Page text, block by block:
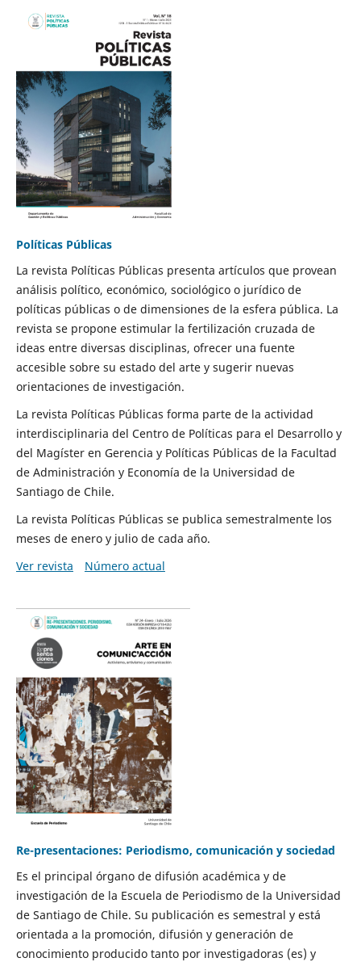
Políticas Públicas
La revista Políticas Públicas presenta artículos que provean
análisis político, económico, sociológico o jurídico de
políticas públicas o de dimensiones de la esfera pública. La
revista se propone estimular la fertilización cruzada de
ideas entre diversas disciplinas, ofrecer una fuente
accesible sobre su estado del arte y sugerir nuevas
orientaciones de investigación.
La revista Políticas Públicas forma parte de la actividad
interdisciplinaria del Centro de Políticas para el Desarrollo y
del Magíster en Gerencia y Políticas Públicas de la Facultad
de Administración y Economía de la Universidad de
Santiago de Chile.
La revista Políticas Públicas se publica semestralmente los
meses de enero y julio de cada año.
Ver revista
Número actual
Re-presentaciones: Periodismo, comunicación y sociedad
Es el principal órgano de difusión académica y de
investigación de la Escuela de Periodismo de la Universidad
de Santiago de Chile. Su publicación es semestral y está
orientada a la promoción, difusión y generación de
conocimiento producido tanto por investigadoras (es) y